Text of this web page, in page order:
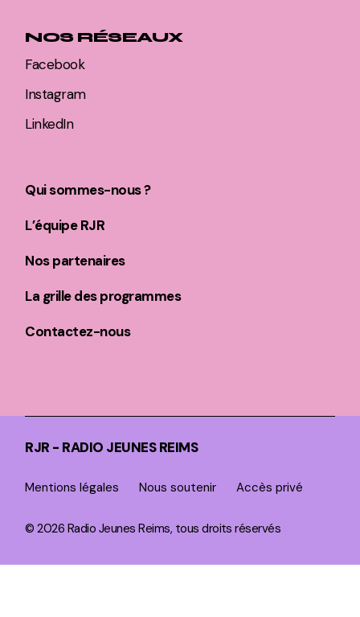
NOS RÉSEAUX
Facebook
Instagram
LinkedIn
Qui sommes-nous ?
L’équipe RJR
Nos partenaires
La grille des programmes
Contactez-nous
RJR - RADIO JEUNES REIMS
Mentions légales Nous soutenir Accès privé
© 2026 Radio Jeunes Reims, tous droits réservés